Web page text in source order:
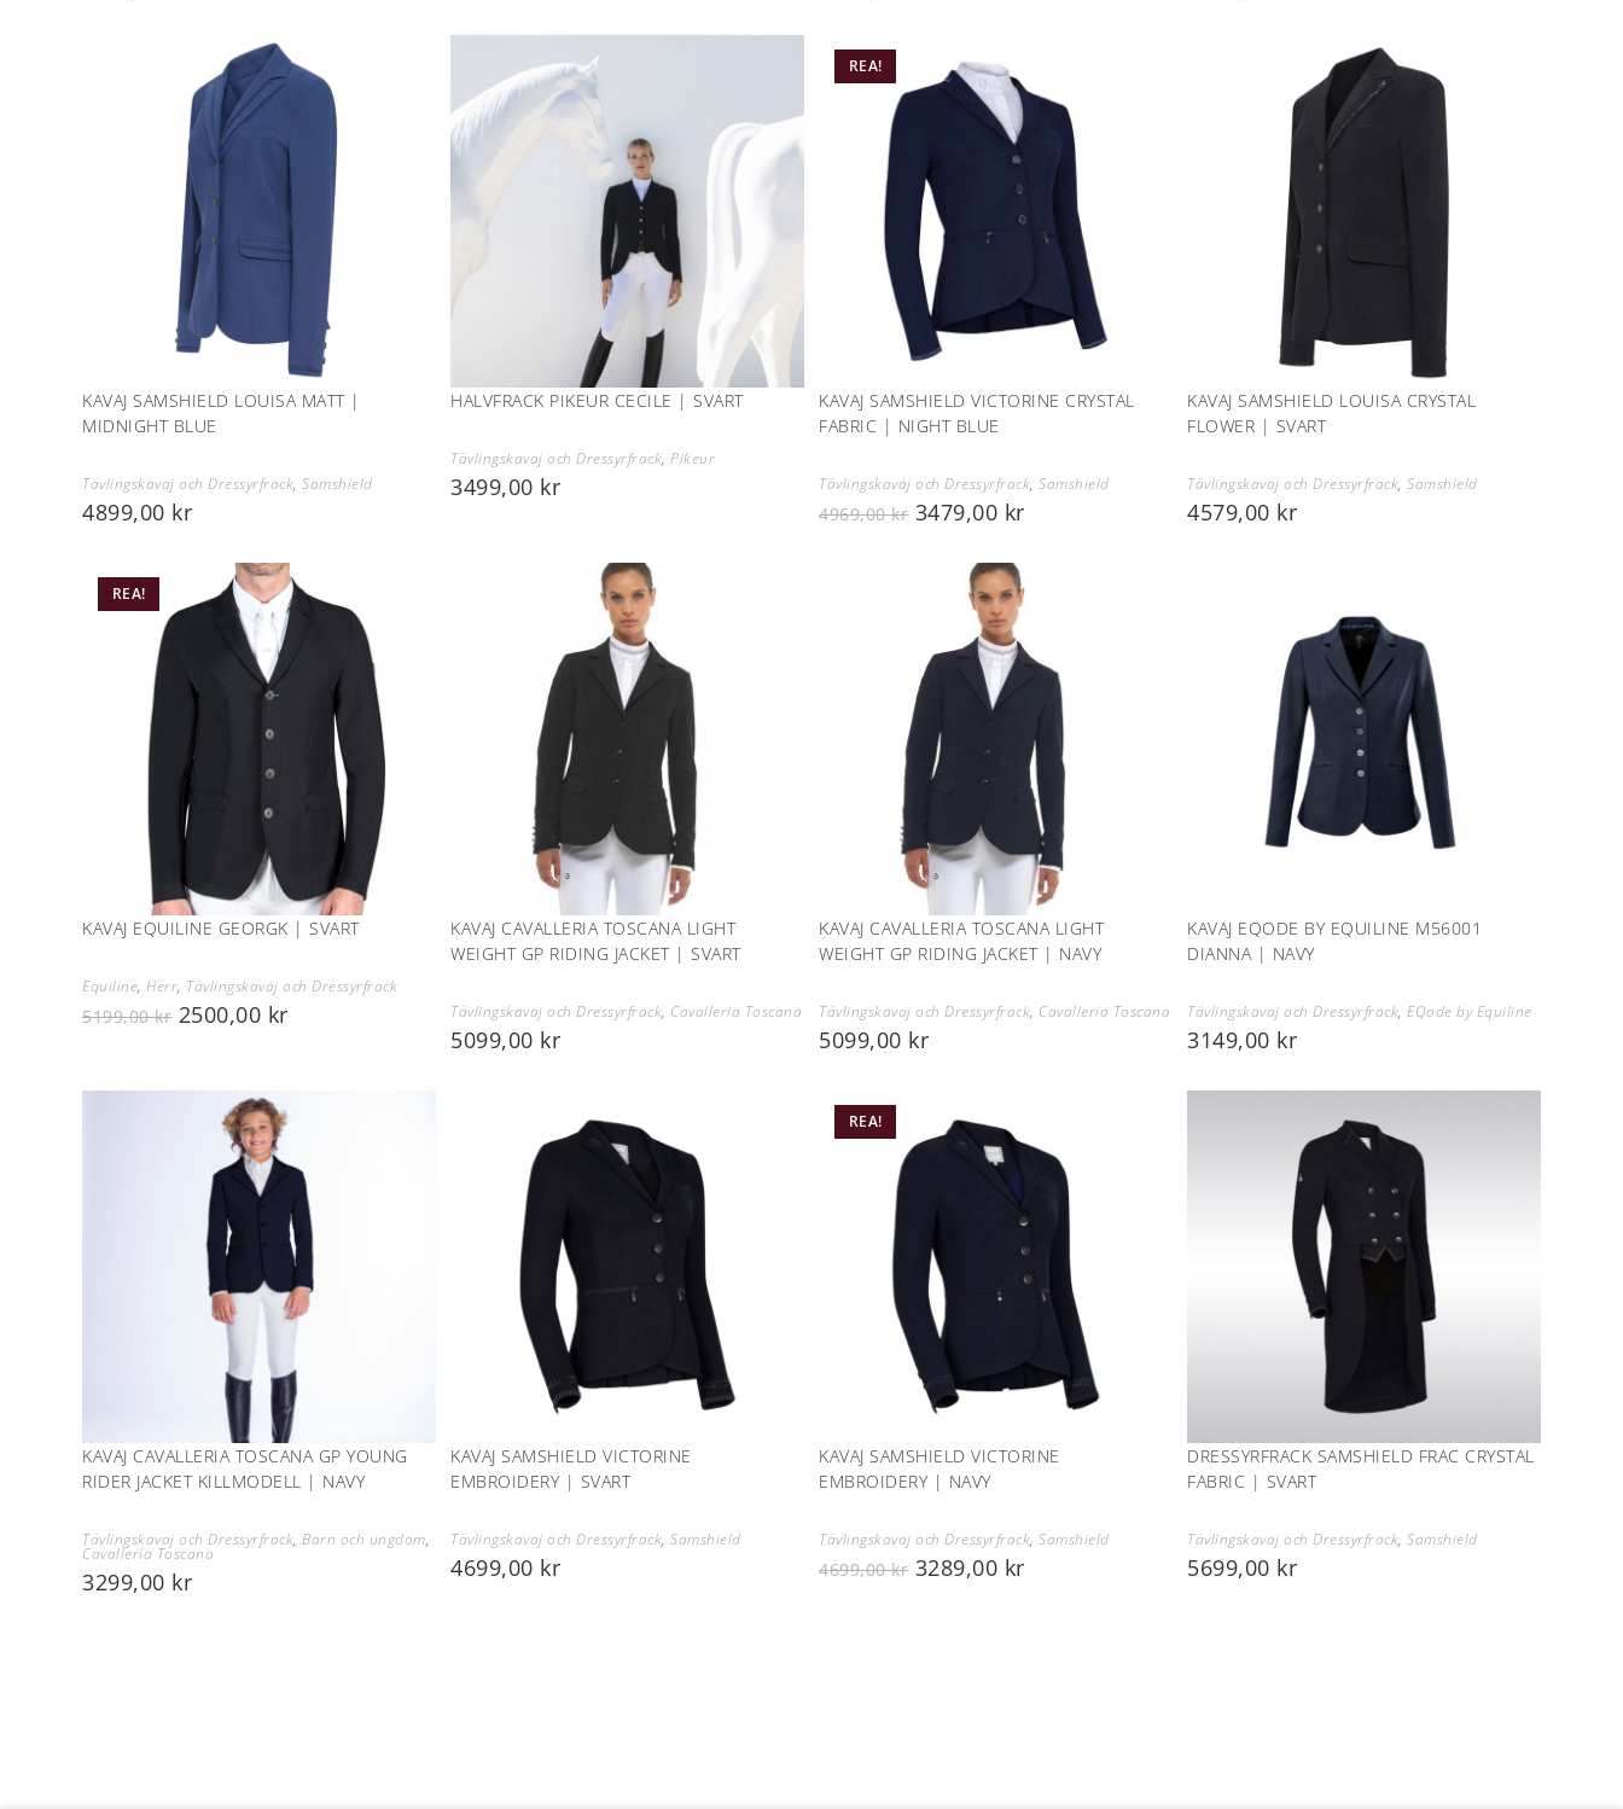
KAVAJ SAMSHIELD LOUISA MATT |
MIDNIGHT BLUE
Tävlingskavaj och Dressyrfrack,Samshield
4899,00 kr
HALVFRACK PIKEUR CECILE | SVART
Tävlingskavaj och Dressyrfrack,Pikeur
3499,00 kr
REA!
KAVAJ SAMSHIELD VICTORINE CRYSTAL
FABRIC | NIGHT BLUE
Tävlingskavaj och Dressyrfrack,Samshield
4969,00kr 3479,00 kr
KAVAJ SAMSHIELD LOUISA CRYSTAL
FLOWER | SVART
Tävlingskavaj och Dressyrfrack,Samshield
4579,00 kr
REA!
KAVAJ EQUILINE GEORGK | SVART
Equiline,Herr, Tävlingskavaj och Dressyrfrack
5199,00kr 2500,00 kr
KAVAJ CAVALLERIA TOSCANA LIGHT
WEIGHT GP RIDING JACKET | SVART
Tävlingskavaj och Dressyrfrack, Cavalleria Toscana
5099,00 kr
KAVAJ CAVALLERIA TOSCANA LIGHT
WEIGHT GP RIDING JACKET | NAVY
Tävlingskavaj och Dressyrfrack, Cavalleria Toscana
5099,00 kr
KAVAJ EQODE BY EQUILINE M56001
DIANNA | NAVY
Tävlingskavaj och Dressyrfrack,EQode by Equiline
3149,00 kr
KAVAJ CAVALLERIA TOSCANA GP YOUNG
RIDER JACKET KILLMODELL | NAVY
Tävlingskavaj och Dressyrfrack,Barn och ungdom,
Cavalleria Toscana
3299,00 kr
KAVAJ SAMSHIELD VICTORINE
EMBROIDERY | SVART
Tävlingskavaj och Dressyrfrack,Samshield
4699,00 kr
REA!
KAVAJ SAMSHIELD VICTORINE
EMBROIDERY | NAVY
Tävlingskavaj och Dressyrfrack,Samshield
4699,00kr 3289,00 kr
DRESSYRFRACK SAMSHIELD FRAC CRYSTAL
FABRIC | SVART
Tävlingskavaj och Dressyrfrack,Samshield
5699,00 kr